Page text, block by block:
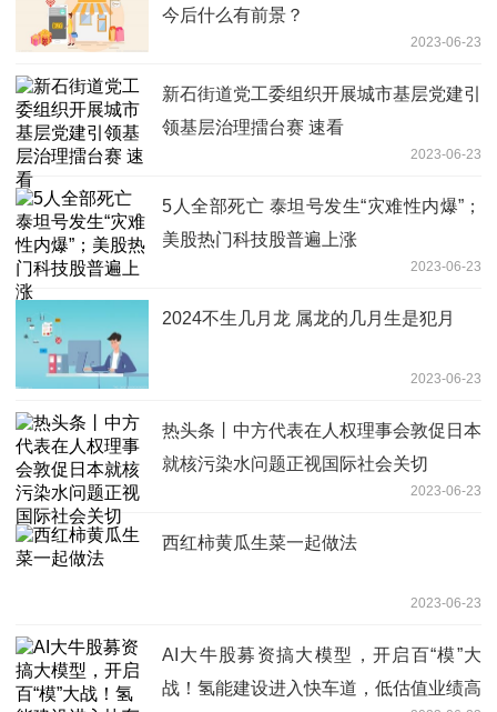
今后什么有前景？
2023-06-23
新石街道党工委组织开展城市基层党建引
领基层治理擂台赛 速看
2023-06-23
5人全部死亡 泰坦号发生“灾难性内爆”；
美股热门科技股普遍上涨
2023-06-23
2024不生几月龙 属龙的几月生是犯月
2023-06-23
热头条丨中方代表在人权理事会敦促日本
就核污染水问题正视国际社会关切
2023-06-23
西红柿黄瓜生菜一起做法
2023-06-23
AI大牛股募资搞大模型，开启百“模”大
战！氢能建设进入快车道，低估值业绩高